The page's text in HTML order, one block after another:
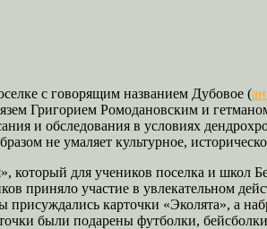
с говорящим названием Дубовое (
Григорием Ромодановским и
и обследования в условиях
не умаляет культурное,
для учеников поселка и школ
приняло участие в увлекательном
карточки «Эколята», а
были подарены футболки,